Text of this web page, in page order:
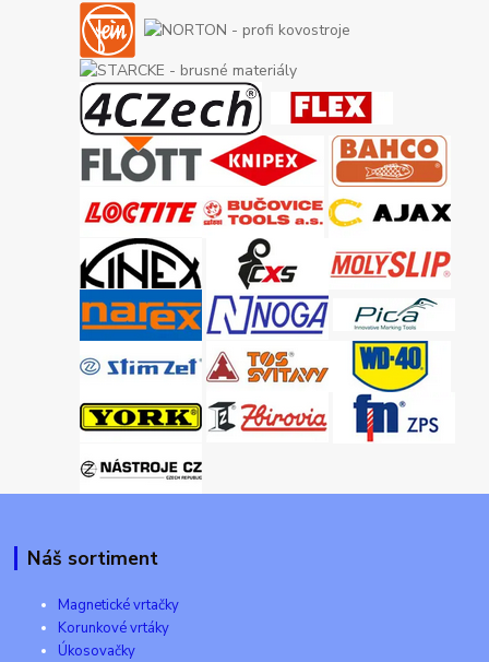
Náš sortiment
Magnetické vrtačky
Korunkové vrtáky
Úkosovačky